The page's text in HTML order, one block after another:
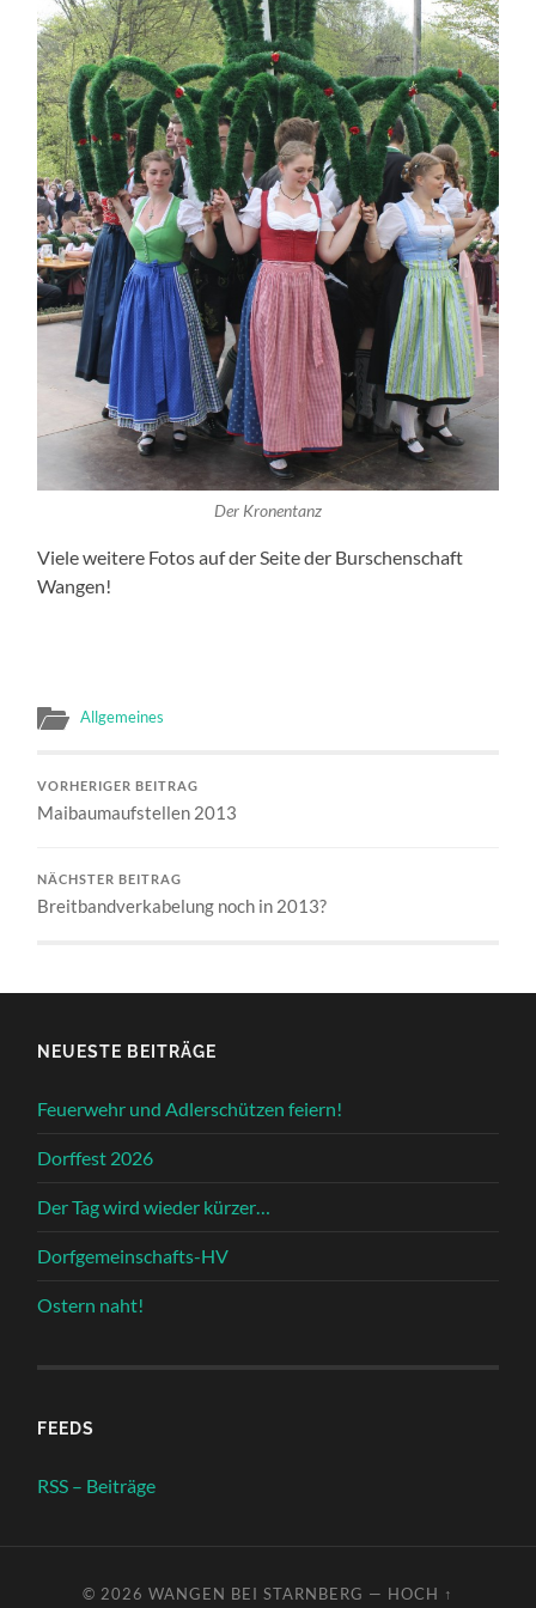
Der Kronentanz
Viele weitere Fotos auf der Seite der Burschenschaft
Wangen!
Allgemeines
VORHERIGER BEITRAG
Maibaumaufstellen 2013
NÄCHSTER BEITRAG
Breitbandverkabelung noch in 2013?
NEUESTE BEITRÄGE
Feuerwehr und Adlerschützen feiern!
Dorffest 2026
Der Tag wird wieder kürzer…
Dorfgemeinschafts-HV
Ostern naht!
FEEDS
RSS – Beiträge
© 2026 WANGEN BEI STARNBERG — HOCH ↑